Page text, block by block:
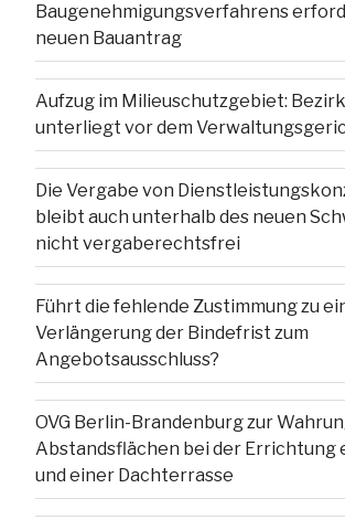
Baugenehmigungsverfahrens
neuen Bauantrag
Aufzug im Milieuschutzgebiet:
unterliegt vor dem
Die Vergabe von
bleibt auch unterhalb des neuen
nicht vergaberechtsfrei
Führt die fehlende Zustimmung zu
Verlängerung der Bindefrist zum
Angebotsausschluss?
OVG Berlin-Brandenburg zur
Abstandsflächen bei der Errichtung
und einer Dachterrasse